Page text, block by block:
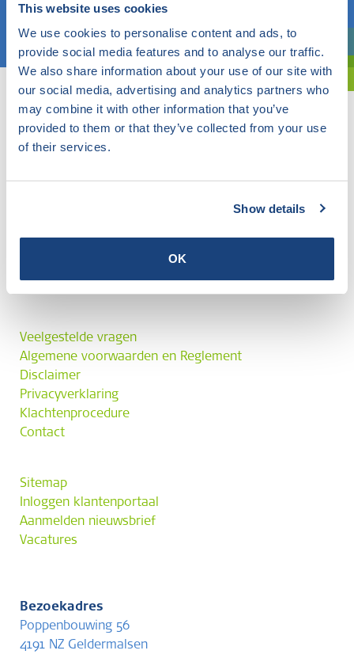
This website uses cookies
We use cookies to personalise content and ads, to
provide social media features and to analyse our traffic.
We also share information about your use of our site with
our social media, advertising and analytics partners who
may combine it with other information that you’ve
provided to them or that they’ve collected from your use
of their services.
Show details
OK
Bent u oriënterend? Gebruik dan onze filter.
Veelgestelde vragen
Algemene voorwaarden en Reglement
Disclaimer
Privacyverklaring
Klachtenprocedure
Contact
Sitemap
Inloggen klantenportaal
Aanmelden nieuwsbrief
Vacatures
Bezoekadres
Poppenbouwing 56
4191 NZ Geldermalsen